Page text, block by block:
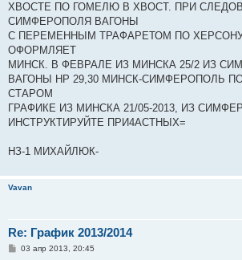
ХВОСТЕ ПО ГОМЕЛЮ В ХВОСТ. ПРИ
СИМФЕРОПОЛЯ ВАГОНЫ
С ПЕРЕМЕННЫМ ТРАФАРЕТОМ ПО
ОФОРМЛЯЕТ
МИНСК. В ФЕВРАЛЕ ИЗ МИНСКА 25/2 ИЗ
ВАГОНЫ НР 29,30 МИНСК-СИМФЕРОПОЛЬ
СТАРОМ
ГРАФИКЕ ИЗ МИНСКА 21/05-2013, ИЗ
ИНСТРУКТИРУЙТЕ ПРИ4АСТНЫХ=
НЗ-1 МИХАЙЛЮК-
Vavan
Re: График 2013/2014
С03 апр 2013, 20:45